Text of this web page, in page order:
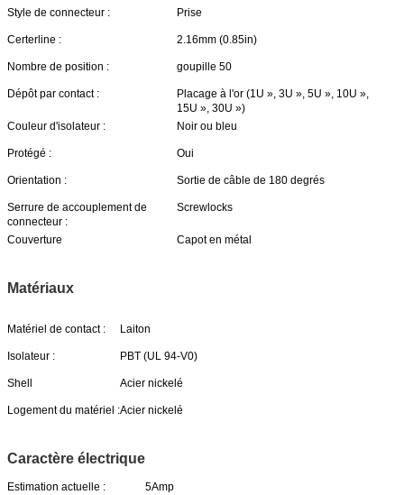
Style de connecteur : Prise
Certerline : 2.16mm (0.85in)
Nombre de position : goupille 50
Dépôt par contact :
Placage à l'or (1U », 3U », 5U », 10U »,
15U », 30U »)
Couleur d'isolateur :
Noir ou bleu
Protégé : Oui
Orientation : Sortie de câble de 180 degrés
Serrure de accouplement de
connecteur :
Screwlocks
Couverture Capot en métal
Matériaux
Matériel de contact : Laiton
Isolateur : PBT (UL 94-V0)
Shell Acier nickelé
Logement du matériel :Acier nickelé
Caractère électrique
Estimation actuelle : 5Amp